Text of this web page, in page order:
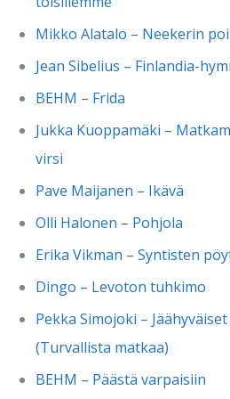
Mikko Alatalo – Neekerin
Jean Sibelius – Finlandia-
BEHM – Frida
Jukka Kuoppamäki –
virsi
Pave Maijanen – Ikävä
Olli Halonen – Pohjola
Erika Vikman – Syntisten
Dingo – Levoton tuhkimo
Pekka Simojoki – Jäähyväiset
(Turvallista matkaa)
BEHM – Päästä varpaisiin